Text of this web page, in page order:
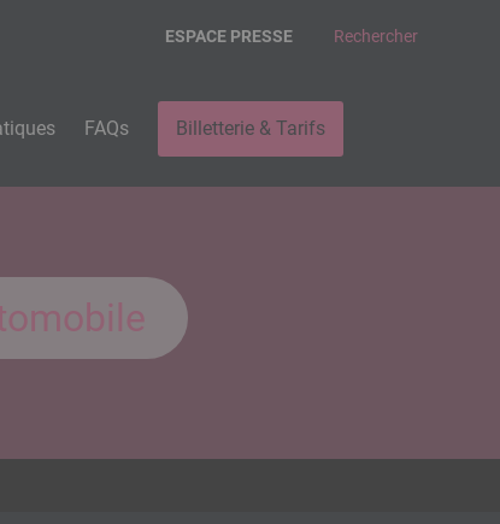
ESPACE PRESSE Rechercher
FAQs Billetterie & Tarifs